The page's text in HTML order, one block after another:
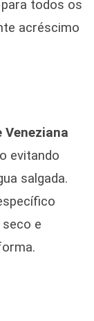
todos os
acréscimo
Veneziana
evitando
salgada.
e